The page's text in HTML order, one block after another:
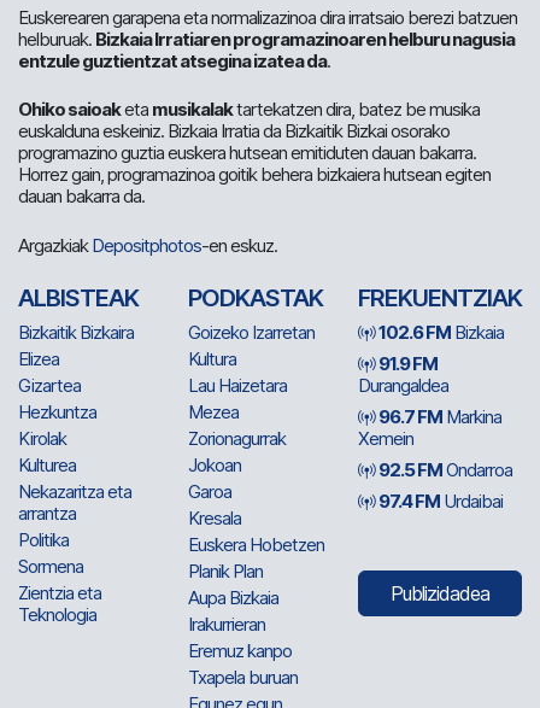
Euskerearen garapena eta normalizazinoa dira irratsaio berezi batzuen
helburuak. Bizkaia Irratiaren programazinoaren helburu nagusia
entzule guztientzat atsegina izatea da.
Ohiko saioaketa musikalaktartekatzen dira, batez be musika
euskalduna eskeiniz. Bizkaia Irratia da Bizkaitik Bizkai osorako
programazino guztia euskera hutsean emitiduten dauan bakarra.
Horrez gain, programazinoa goitik behera bizkaiera hutsean egiten
dauan bakarra da.
ArgazkiakDepositphotos-en eskuz.
ALBISTEAK
Bizkaitik Bizkaira
Elizea
Gizartea
Hezkuntza
Kirolak
Kulturea
Nekazaritza eta
arrantza
Politika
Sormena
Zientzia eta
Teknologia
PODKASTAK
Goizeko Izarretan
Kultura
Lau Haizetara
Mezea
Zorionagurrak
Jokoan
Garoa
Kresala
Euskera Hobetzen
Planik Plan
Aupa Bizkaia
Irakurrieran
Eremuz kanpo
Txapela buruan
FREKUENTZIAK
102.6 FM Bizkaia
91.9 FM
Durangaldea
96.7 FM Markina
Xemein
92.5 FMOndarroa
97.4 FM Urdaibai
Publizidadea